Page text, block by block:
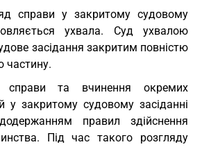
справи у закритому судовому
ухвала. Суд ухвалою
засідання закритим повністю
частину.
справи та вчинення окремих
у закритому судовому засіданні
правил здійснення
Під час такого розгляду